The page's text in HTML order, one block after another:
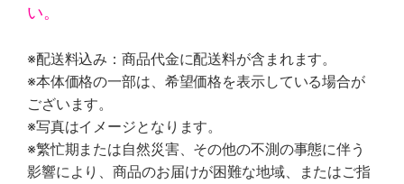
い。
※配送料込み：商品代金に配送料が含まれます。
※本体価格の一部は、希望価格を表示している場合が
ございます。
※写真はイメージとなります。
※繁忙期または自然災害、その他の不測の事態に伴う
影響により、商品のお届けが困難な地域、またはご指